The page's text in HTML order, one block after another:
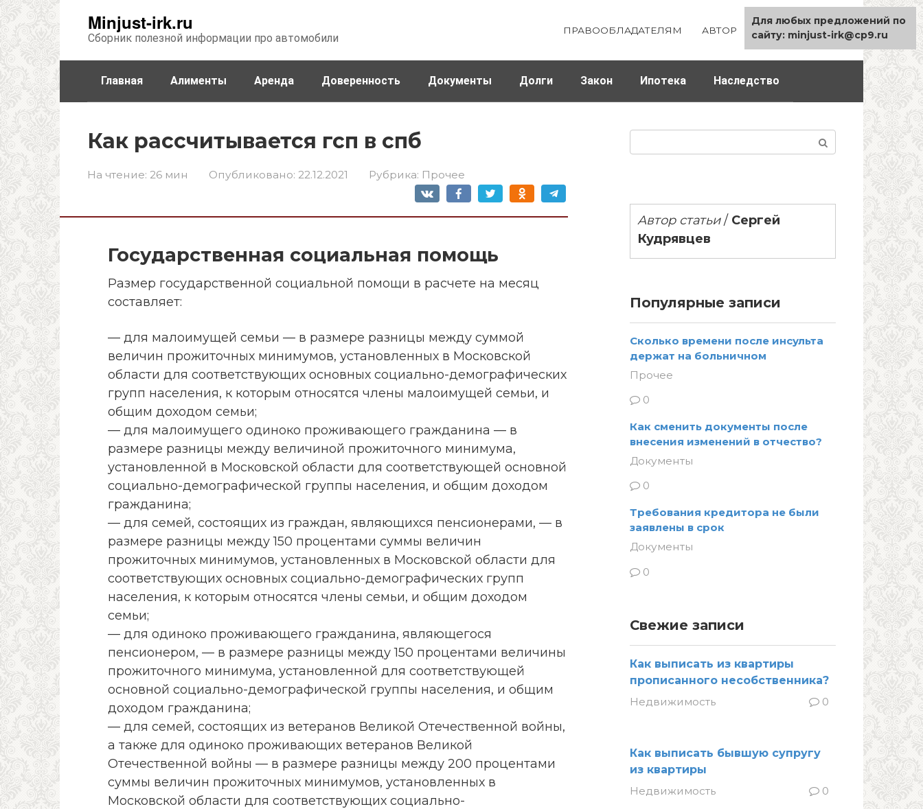
Minjust-irk.ru
Сборник полезной информации про автомобили
ПРАВООБЛАДАТЕЛЯМ АВТОР КАРТА САЙТА
Главная Алименты Аренда Доверенность Документы Долги Закон Ипотека Наследство
Как рассчитывается гсп в спб
На чтение: 26 мин Опубликовано: 22.12.2021 Рубрика: Прочее
Государственная социальная помощь
Размер государственной социальной помощи в расчете на месяц
составляет:
— для малоимущей семьи — в размере разницы между суммой
величин прожиточных минимумов, установленных в Московской
области для соответствующих основных социально-демографических
групп населения, к которым относятся члены малоимущей семьи, и
общим доходом семьи;
— для малоимущего одиноко проживающего гражданина — в
размере разницы между величиной прожиточного минимума,
установленной в Московской области для соответствующей основной
социально-демографической группы населения, и общим доходом
гражданина;
— для семей, состоящих из граждан, являющихся пенсионерами, — в
размере разницы между 150 процентами суммы величин
прожиточных минимумов, установленных в Московской области для
соответствующих основных социально-демографических групп
населения, к которым относятся члены семьи, и общим доходом
семьи;
— для одиноко проживающего гражданина, являющегося
пенсионером, — в размере разницы между 150 процентами величины
прожиточного минимума, установленной для соответствующей
основной социально-демографической группы населения, и общим
доходом гражданина;
— для семей, состоящих из ветеранов Великой Отечественной войны,
а также для одиноко проживающих ветеранов Великой
Отечественной войны — в размере разницы между 200 процентами
суммы величин прожиточных минимумов, установленных в
Московской области для соответствующих социально-
Автор статьи/ Сергей
Кудрявцев
Популярные записи
Сколько времени после инсульта
держат на больничном
Прочее
0
Как сменить документы после
внесения изменений в отчество?
Документы
0
Требования кредитора не были
заявлены в срок
Документы
0
Свежие записи
Как выписать из квартиры
прописанного несобственника?
Недвижимость
0
Как выписать бывшую супругу
из квартиры
Недвижимость
0
Для любых предложений по
сайту: minjust-irk@cp9.ru